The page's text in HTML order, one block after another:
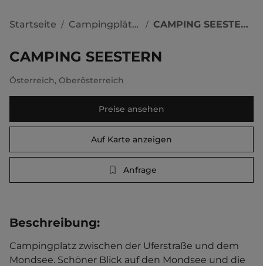
Startseite / Campingplätze / CAMPING SEESTERN
CAMPING SEESTERN
Österreich, Oberösterreich
Preise ansehen
Auf Karte anzeigen
Anfrage
Beschreibung:
Campingplatz zwischen der Uferstraße und dem
Mondsee. Schöner Blick auf den Mondsee und die